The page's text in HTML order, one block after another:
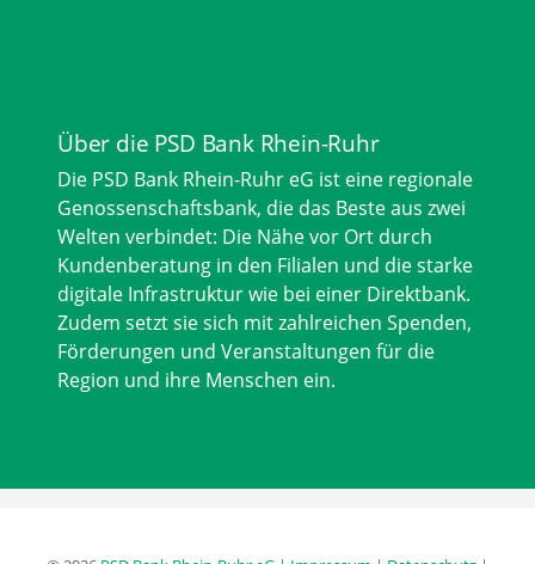
Über die PSD Bank Rhein-Ruhr
Die PSD Bank Rhein-Ruhr eG ist eine regionale
Genossenschaftsbank, die das Beste aus zwei
Welten verbindet: Die Nähe vor Ort durch
Kundenberatung in den Filialen und die starke
digitale Infrastruktur wie bei einer Direktbank.
Zudem setzt sie sich mit zahlreichen Spenden,
Förderungen und Veranstaltungen für die
Region und ihre Menschen ein.